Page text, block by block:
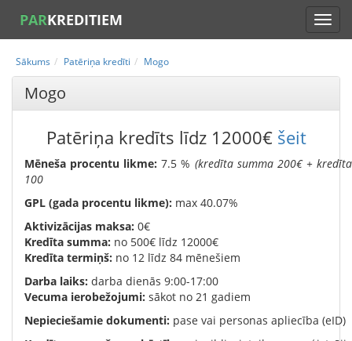
PARKREDITIEM
Sākums Patēriņa kredīti Mogo
Mogo
Patēriņa kredīts līdz 12000€ šeit
Mēneša procentu likme: 7.5 % (kredīta summa 200€ +
100
GPL (gada procentu likme): max 40.07%
Aktivizācijas maksa: 0€
Kredīta summa: no 500€ līdz 12000€
Kredīta termiņš: no 12 līdz 84 mēnešiem
Darba laiks: darba dienās 9:00-17:00
Vecuma ierobežojumi: sākot no 21 gadiem
Nepieciešamie dokumenti: pase vai personas apliecība (eID)